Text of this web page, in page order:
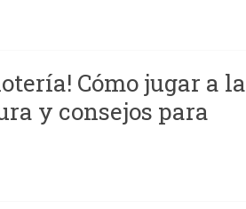
Cómo jugar a la
y consejos para